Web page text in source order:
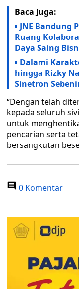
Baca Juga:
JNE Bandung
Ruang
Daya Saing
Dalami
hingga Rizky
Sinetron
“Dengan telah
kepada seluruh
untuk
pencarian serta
bersangkutan
0 Komentar